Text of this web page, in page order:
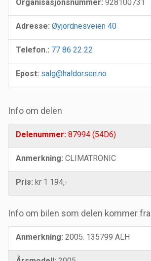
Organisasjonsnummer: 928100731
Adresse: Øyjordnesveien 40
Telefon.: 77 86 22 22
Epost: salg@haldorsen.no
Info om delen
Delenummer: 87994 (54D6)
Anmerkning: CLIMATRONIC
Pris: kr 1 194,-
Info om bilen som delen kommer fra
Anmerkning: 2005. 135799 ALH